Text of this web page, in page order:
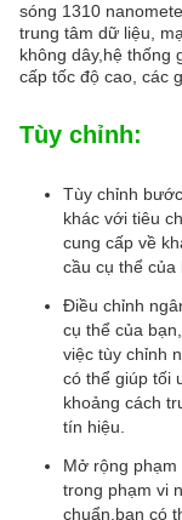
sóng 1310
trung tâm dữ liệu,
không dây,hệ thống
cấp tốc độ cao, các
Tùy chỉnh:
Tùy chỉnh
khác với tiêu
cung cấp về
cầu cụ thể của
Điều chỉnh
cụ thể của
việc tùy chỉnh
có thể giúp tối
khoảng cách
tín hiệu.
Mở rộng phạm
trong phạm vi
chuẩn,bạn có